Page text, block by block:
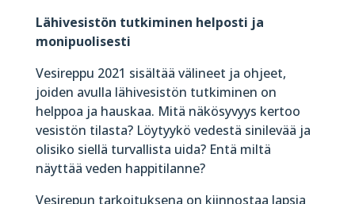
Lähivesistön tutkiminen helposti ja
monipuolisesti
Vesireppu 2021 sisältää välineet ja ohjeet,
joiden avulla lähivesistön tutkiminen on
helppoa ja hauskaa. Mitä näkösyvyys kertoo
vesistön tilasta? Löytyykö vedestä sinilevää ja
olisiko siellä turvallista uida? Entä miltä
näyttää veden happitilanne?
Vesirepun tarkoituksena on kiinnostaa lapsia